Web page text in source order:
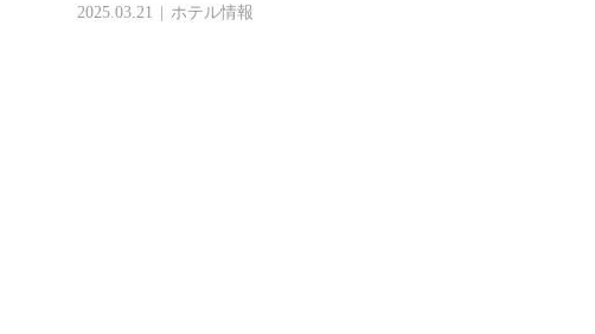
2025.03.21 ホテル情報